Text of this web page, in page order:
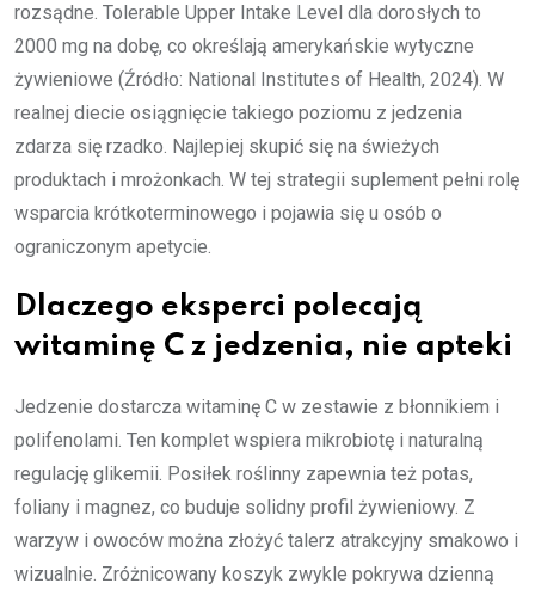
rozsądne. Tolerable Upper Intake Level dla dorosłych to
2000 mg na dobę, co określają amerykańskie wytyczne
żywieniowe (Źródło: National Institutes of Health, 2024). W
realnej diecie osiągnięcie takiego poziomu z jedzenia
zdarza się rzadko. Najlepiej skupić się na świeżych
produktach i mrożonkach. W tej strategii suplement pełni rolę
wsparcia krótkoterminowego i pojawia się u osób o
ograniczonym apetycie.
Dlaczego eksperci polecają
witaminę C z jedzenia, nie apteki
Jedzenie dostarcza witaminę C w zestawie z błonnikiem i
polifenolami. Ten komplet wspiera mikrobiotę i naturalną
regulację glikemii. Posiłek roślinny zapewnia też potas,
foliany i magnez, co buduje solidny profil żywieniowy. Z
warzyw i owoców można złożyć talerz atrakcyjny smakowo i
wizualnie. Zróżnicowany koszyk zwykle pokrywa dzienną